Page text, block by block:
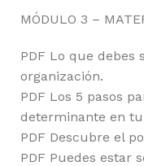
MÓDULO 3 –
PDF Lo que debes
organización.
PDF Los 5 pasos
determinante en tu
PDF Descubre el
PDF Puedes estar